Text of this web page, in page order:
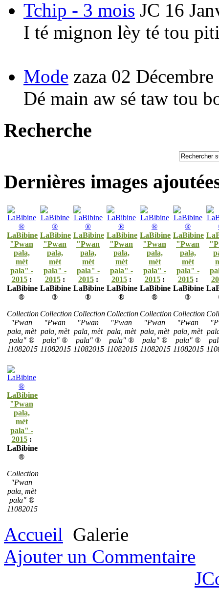
Tchip - 3 mois JC 16
I té mignon lèy té tou
Mode zaza 02
Dé main aw sé taw tou
Recherche
Dernières images
LaBibine
"Pwan
pala,
mèt
pala" -
2015:
LaBibine
®
Collection
"Pwan
pala, mèt
pala" ®
11082015
LaBibine
"Pwan
pala,
mèt
pala" -
2015:
LaBibine
®
Collection
"Pwan
pala, mèt
pala" ®
11082015
LaBibine
"Pwan
pala,
mèt
pala" -
2015:
LaBibine
®
Collection
"Pwan
pala, mèt
pala" ®
11082015
LaBibine
"Pwan
pala,
mèt
pala" -
2015:
LaBibine
®
Collection
"Pwan
pala, mèt
pala" ®
11082015
LaBibine
"Pwan
pala,
mèt
pala" -
2015:
LaBibine
®
Collection
"Pwan
pala, mèt
pala" ®
11082015
LaBibine
"Pwan
pala,
mèt
pala" -
2015:
LaBibine
®
Collection
"Pwan
pala, mèt
pala" ®
11082015
LaBibine
"Pwan
pala,
mèt
pala" -
2015:
LaBibine
®
Collection
"Pwan
pala, mèt
pala" ®
11082015
Accueil Galerie
Ajouter un Commentaire